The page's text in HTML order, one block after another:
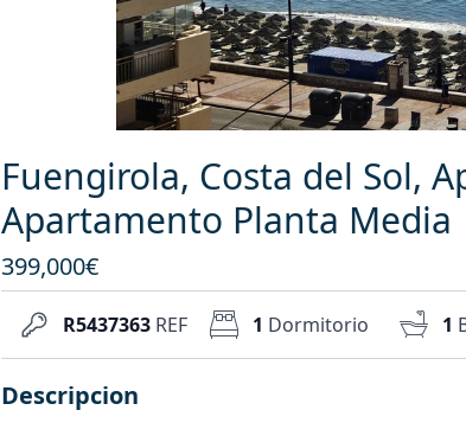
Fuengirola, Costa del Sol,
Apartamento Planta Media
399,000€
R5437363 REF 1 Dormitorio 1
Descripcion